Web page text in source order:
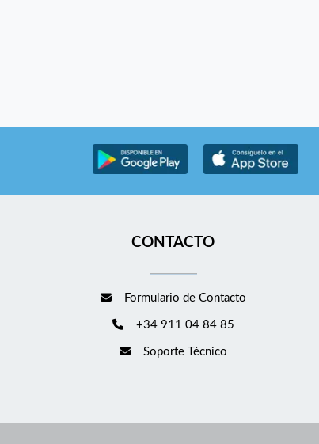
CONTACTO
Formulario de Contacto
+34 911 04 84 85
Soporte Técnico